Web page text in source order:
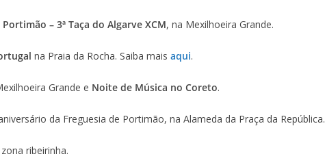
– 3ª Taça do Algarve XCM, na Mexilhoeira Grande.
na Praia da Rocha. Saiba mais aqui.
Grande e Noite de Música no Coreto.
da Freguesia de Portimão, na Alameda da Praça da República.
ribeirinha.